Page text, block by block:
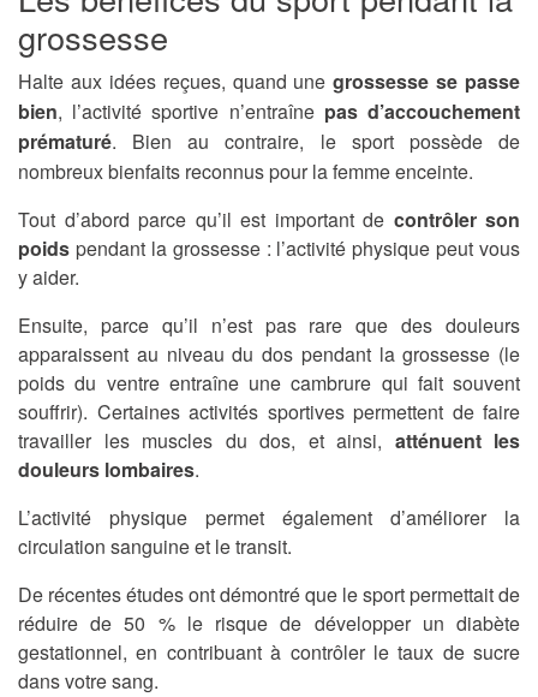
grossesse
Halte aux idées reçues, quand unegrossesse se passe
bien, l’activité sportive n’entraîne pas d’accouchement
prématuré. Bien au contraire, le sport possède de
nombreux bienfaits reconnus pour la femme enceinte.
Tout d’abord parce qu’il est important de contrôler son
poids pendant la grossesse : l’activité physique peut vous
y aider.
Ensuite, parce qu’il n’est pas rare que des douleurs
apparaissent au niveau du dos pendant la grossesse (le
poids du ventre entraîne une cambrure qui fait souvent
souffrir). Certaines activités sportives permettent de faire
travailler les muscles du dos, et ainsi, atténuent les
douleurs lombaires.
L’activité physique permet également d’améliorer la
circulation sanguine et le transit.
De récentes études ont démontré que le sport permettait de
réduire de 50 % le risque de développer un diabète
gestationnel, en contribuant à contrôler le taux de sucre
dans votre sang.